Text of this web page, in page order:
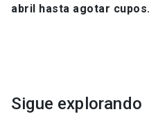
abril hasta agotar cupos.
Sigue explorando